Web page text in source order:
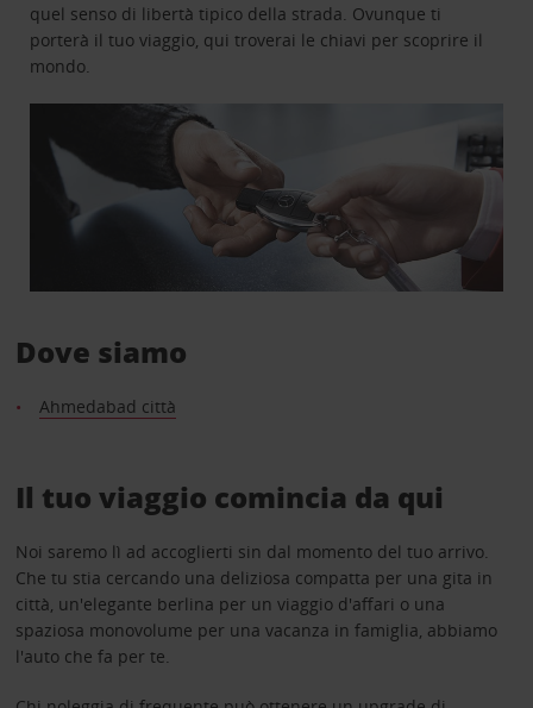
quel senso di libertà tipico della strada. Ovunque ti
porterà il tuo viaggio, qui troverai le chiavi per scoprire il
mondo.
Dove siamo
Ahmedabad città
Il tuo viaggio comincia da qui
Noi saremo lì ad accoglierti sin dal momento del tuo arrivo.
Che tu stia cercando una deliziosa compatta per una gita in
città, un'elegante berlina per un viaggio d'affari o una
spaziosa monovolume per una vacanza in famiglia, abbiamo
l'auto che fa per te.